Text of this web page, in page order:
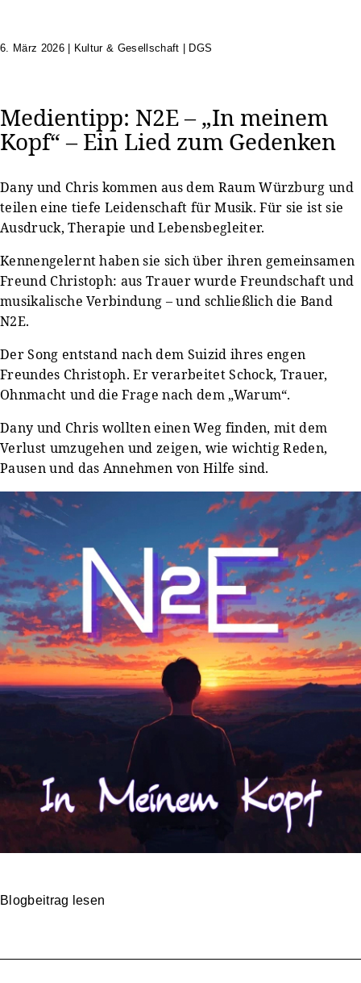
6. März 2026| Kultur & Gesellschaft | DGS
Medientipp: N2E – „In meinem
Kopf“ – Ein Lied zum Gedenken
Dany und Chris kommen aus dem Raum Würzburg und
teilen eine tiefe Leidenschaft für Musik. Für sie ist sie
Ausdruck, Therapie und Lebensbegleiter.
Kennengelernt haben sie sich über ihren gemeinsamen
Freund Christoph: aus Trauer wurde Freundschaft und
musikalische Verbindung – und schließlich die Band
N2E.
Der Song entstand nach dem Suizid ihres engen
Freundes Christoph. Er verarbeitet Schock, Trauer,
Ohnmacht und die Frage nach dem „Warum“.
Dany und Chris wollten einen Weg finden, mit dem
Verlust umzugehen und zeigen, wie wichtig Reden,
Pausen und das Annehmen von Hilfe sind.
Blogbeitrag lesen